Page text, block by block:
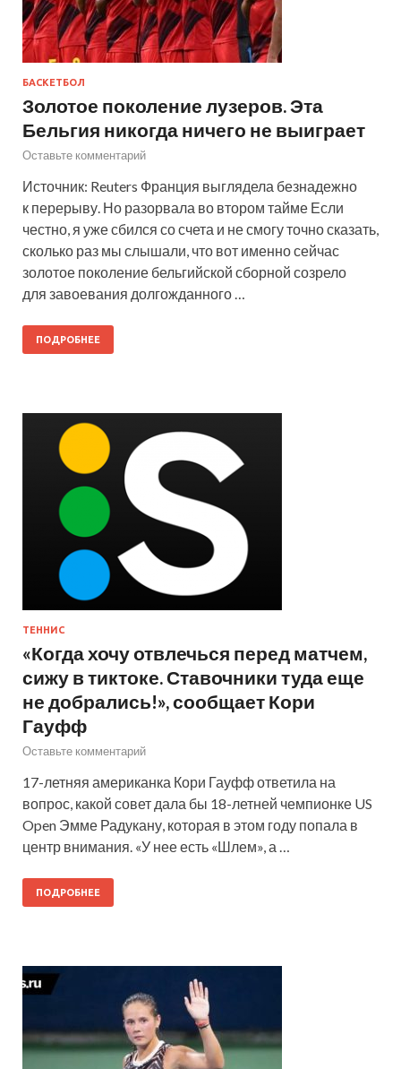
БАСКЕТБОЛ
Золотое поколение лузеров. Эта
Бельгия никогда ничего не выиграет
Оставьте комментарий
Источник: Reuters Франция выглядела безнадежно
к перерыву. Но разорвала во втором тайме Если
честно, я уже сбился со счета и не смогу точно сказать,
сколько раз мы слышали, что вот именно сейчас
золотое поколение бельгийской сборной созрело
для завоевания долгожданного …
ПОДРОБНЕЕ
ТЕННИС
«Когда хочу отвлечься перед матчем,
сижу в тиктоке. Ставочники туда еще
не добрались!», сообщает Кори
Гауфф
Оставьте комментарий
17-летняя американка Кори Гауфф ответила на
вопрос, какой совет дала бы 18-летней чемпионке US
Open Эмме Радукану, которая в этом году попала в
центр внимания. «У нее есть «Шлем», а …
ПОДРОБНЕЕ